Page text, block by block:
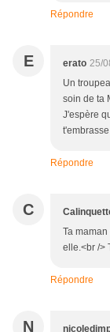
Répondre
E erato 25/
Un
soin de ta
J'espère
Répondre
C
Ta
elle.<br />
Répondre
N